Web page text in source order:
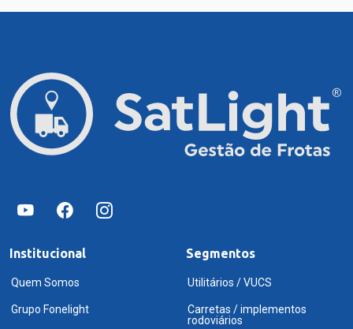
Institucional
Quem Somos
Grupo Fonelight
Segmentos
Utilitários / VUCS
Carretas / implementos
rodoviários